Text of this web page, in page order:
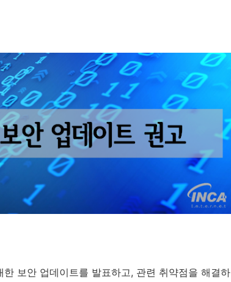
보안 업데이트를 발표하고, 관련 취약점을 해결하